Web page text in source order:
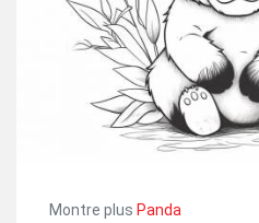
Montre plus Panda